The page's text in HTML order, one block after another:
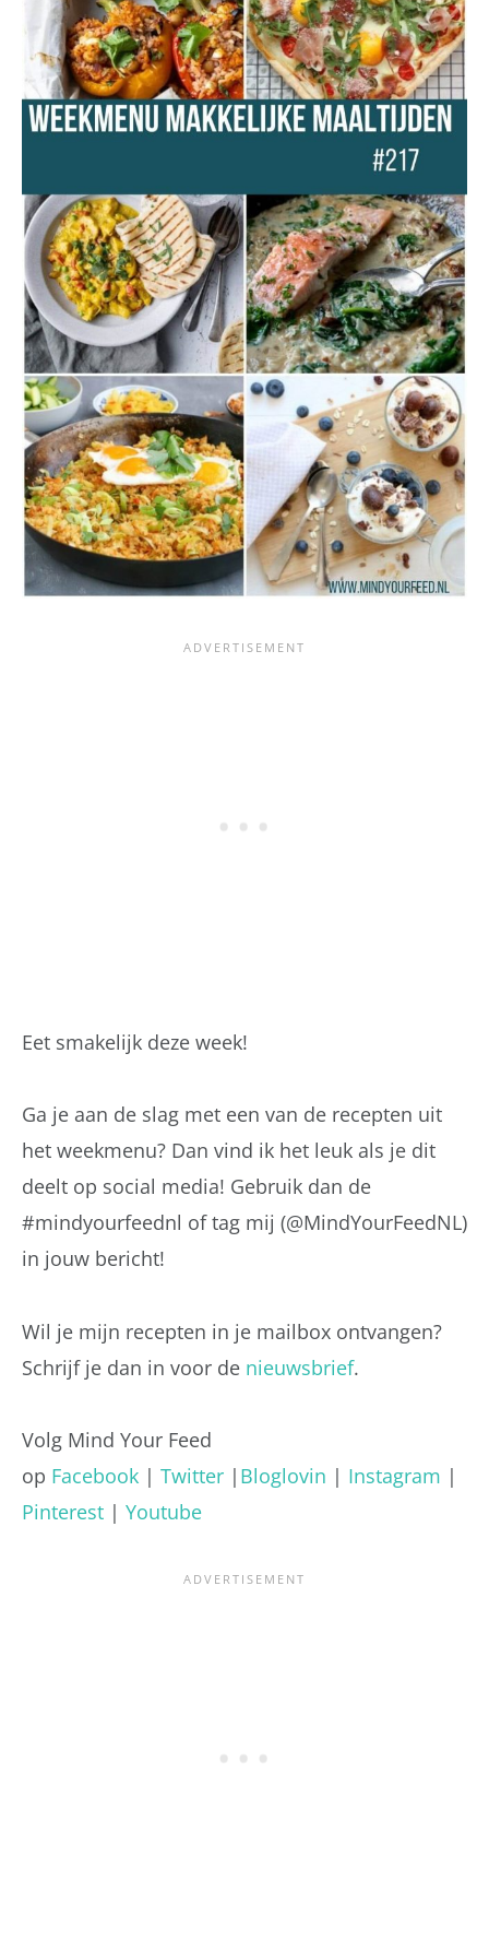
Eet smakelijk deze week!
Ga je aan de slag met een van de recepten uit
het weekmenu? Dan vind ik het leuk als je dit
deelt op social media! Gebruik dan de
#mindyourfeednl of tag mij (@MindYourFeedNL)
in jouw bericht!
Wil je mijn recepten in je mailbox ontvangen?
Schrijf je dan in voor de nieuwsbrief.
Volg Mind Your Feed
op Facebook | Twitter | Bloglovin | Instagram |
Pinterest | Youtube